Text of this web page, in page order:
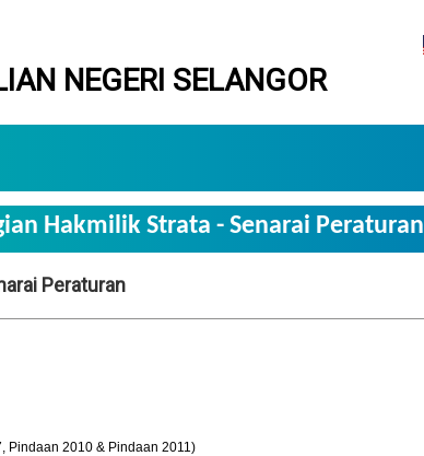
NEGERI SELANGOR
Hakmilik Strata - Senarai Peraturan
Peraturan
Pindaan 2010 & Pindaan 2011)